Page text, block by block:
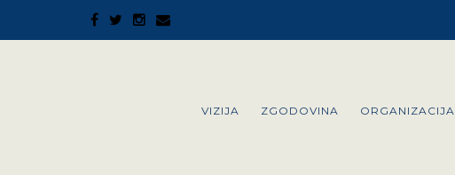
VIZIJA ZGODOVINA ORGANIZACIJA